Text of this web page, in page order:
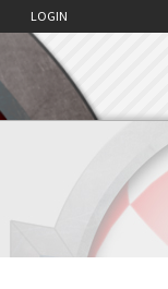
LOGIN